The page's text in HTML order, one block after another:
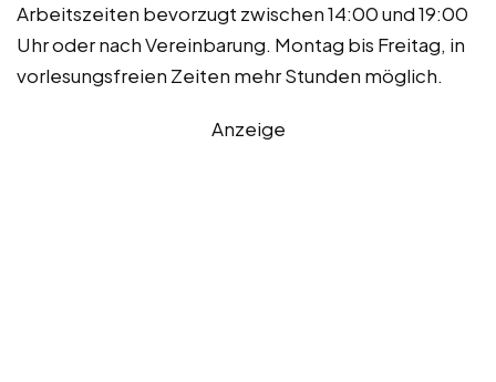
Arbeitszeiten bevorzugt zwischen 14:00 und 19:00
Uhr oder nach Vereinbarung. Montag bis Freitag, in
vorlesungsfreien Zeiten mehr Stunden möglich.
Anzeige